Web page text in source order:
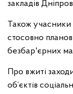
закладів
Також учасники
стосовно
безбар'єрних
Про вжиті
об’єктів